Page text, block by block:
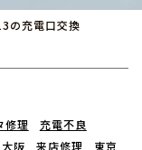
充電口交換
修理
充電不良
大阪 来店修理
東京